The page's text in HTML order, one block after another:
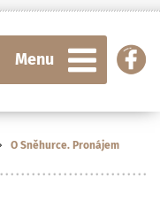
Menu
O Sněhurce. Pronájem